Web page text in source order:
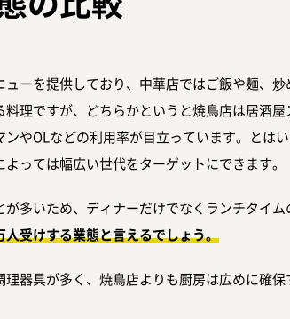
ーを提供しており、中華店ではご飯や麺、
理ですが、どちらかというと焼鳥店は居酒
やOLなどの利用率が目立っています。とは
っては幅広い世代をターゲットにできます。
多いため、ディナーだけでなくランチタイ
受けする業態と言えるでしょう。
器具が多く、焼鳥店よりも厨房は広めに確保